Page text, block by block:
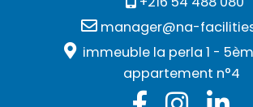
manager@na-
immeuble la perla 1 -
appartement n°4